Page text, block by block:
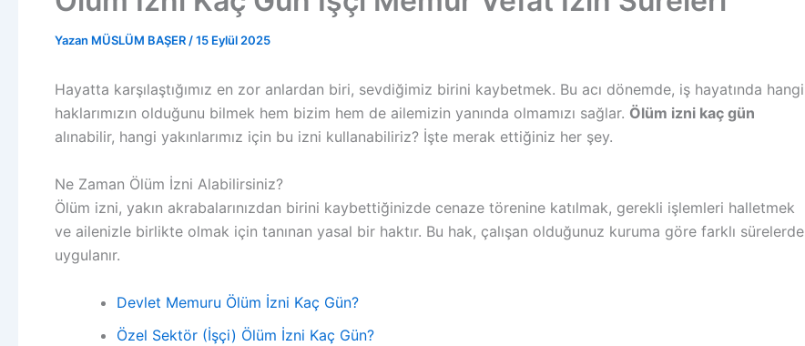
Yazan MÜSLÜM BAŞER/15 Eylül 2025
Hayatta karşılaştığımız en zor anlardan biri, sevdiğimiz birini kaybetmek. Bu acı dönemde, iş hayatında hangi
haklarımızın olduğunu bilmek hem bizim hem de ailemizin yanında olmamızı sağlar. Ölüm izni kaç gün
alınabilir, hangi yakınlarımız için bu izni kullanabiliriz? İşte merak ettiğiniz her şey.
Ne Zaman Ölüm İzni Alabilirsiniz?
Ölüm izni, yakın akrabalarınızdan birini kaybettiğinizde cenaze törenine katılmak, gerekli işlemleri halletmek
ve ailenizle birlikte olmak için tanınan yasal bir haktır. Bu hak, çalışan olduğunuz kuruma göre farklı sürelerde
uygulanır.
Devlet Memuru Ölüm İzni Kaç Gün?
Özel Sektör (İşçi) Ölüm İzni Kaç Gün?